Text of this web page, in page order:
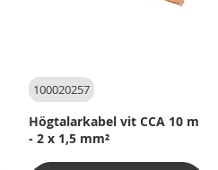
100020257
Högtalarkabel vit CCA 10 m
- 2 x 1,5 mm²